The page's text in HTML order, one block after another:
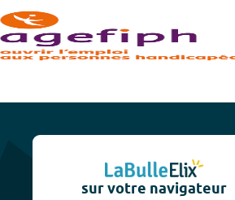
sur votre navigateur